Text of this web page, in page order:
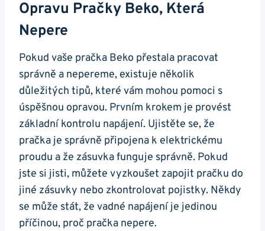
Opravu Pračky Beko, Která
Nepere
Pokud vaše pračka Beko přestala pracovat
správně a nepereme, existuje několik
důležitých tipů,‍ které vám mohou⁣ pomoci s
úspěšnou​ opravou. Prvním ⁣krokem ⁢je provést
⁢základní kontrolu napájení. Ujistěte se, že
pračka je správně‍ připojena k elektrickému
proudu a že ⁢zásuvka funguje správně. Pokud‍
jste ‌si jisti, můžete vyzkoušet zapojit pračku do
jiné⁢ zásuvky nebo zkontrolovat pojistky. ⁣Někdy
se může stát, že vadné napájení je jedinou
příčinou, proč pračka nepere.